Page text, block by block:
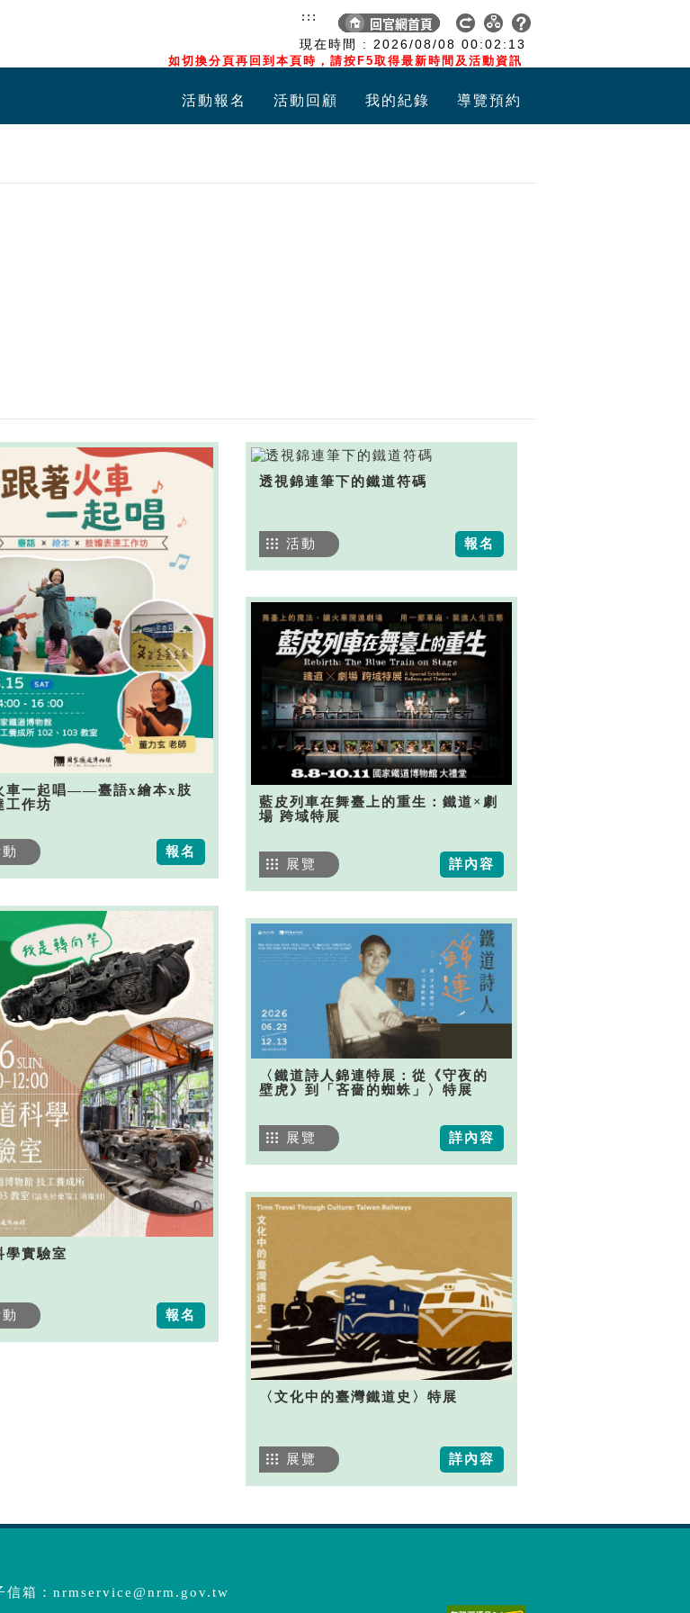
現在時間 : 2026/08/08 00:02:14
如切換分頁再回到本頁時，請按F5取得最新時間及活動資訊
:::
活動報名 活動回顧 我的紀錄 導覽預約
車一起唱——臺語x繪本x肢
工作坊
報名
透視錦連筆下的鐵道符碼
報名
活動
藍皮列車在舞臺上的重生：鐵道×劇
場 跨域特展
詳內容
展覽
學實驗室
報名
〈鐵道詩人錦連特展：從《守夜的
壁虎》到「吝嗇的蜘蛛」〉特展
詳內容
展覽
〈文化中的臺灣鐵道史〉特展
詳內容
展覽
箱： nrmservice@nrm.gov.tw